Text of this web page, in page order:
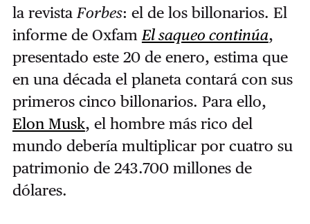
la revista Forbes: el de los billonarios. El
informe de Oxfam El saqueo continúa,
presentado este 20 de enero, estima que
en una década el planeta contará con sus
primeros cinco billonarios. Para ello,
Elon Musk, el hombre más rico del
mundo debería multiplicar por cuatro su
patrimonio de 243.700 millones de
dólares.